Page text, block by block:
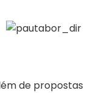
de propostas